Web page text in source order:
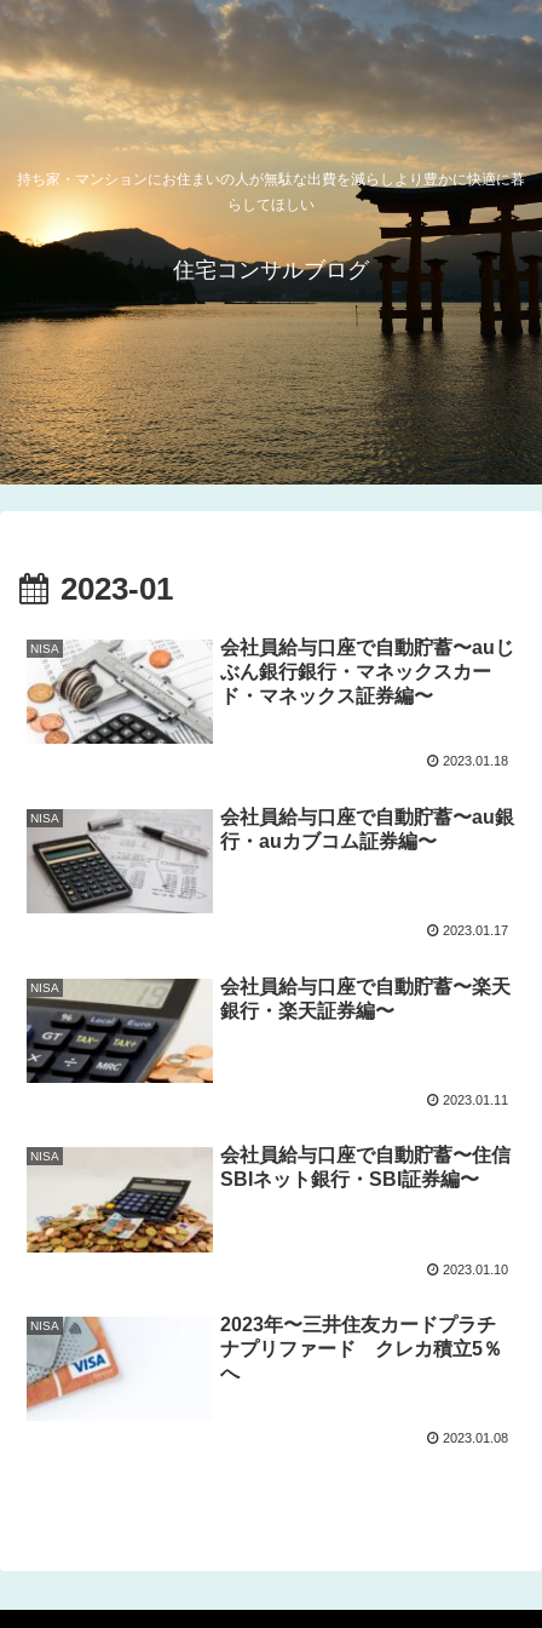
持ち家・マンションにお住まいの人が無駄な出費を減らしより豊かに快適に暮
らしてほしい
住宅コンサルブログ
2023-01
NISA
会社員給与口座で自動貯蓄〜auじ
ぶん銀行銀行・マネックスカー
ド・マネックス証券編〜
2023.01.18
NISA
会社員給与口座で自動貯蓄〜au銀
行・auカブコム証券編〜
2023.01.17
NISA
会社員給与口座で自動貯蓄〜楽天
銀行・楽天証券編〜
2023.01.11
NISA
会社員給与口座で自動貯蓄〜住信
SBIネット銀行・SBI証券編〜
2023.01.10
NISA
2023年〜三井住友カードプラチ
ナプリファード クレカ積立5％
へ
2023.01.08